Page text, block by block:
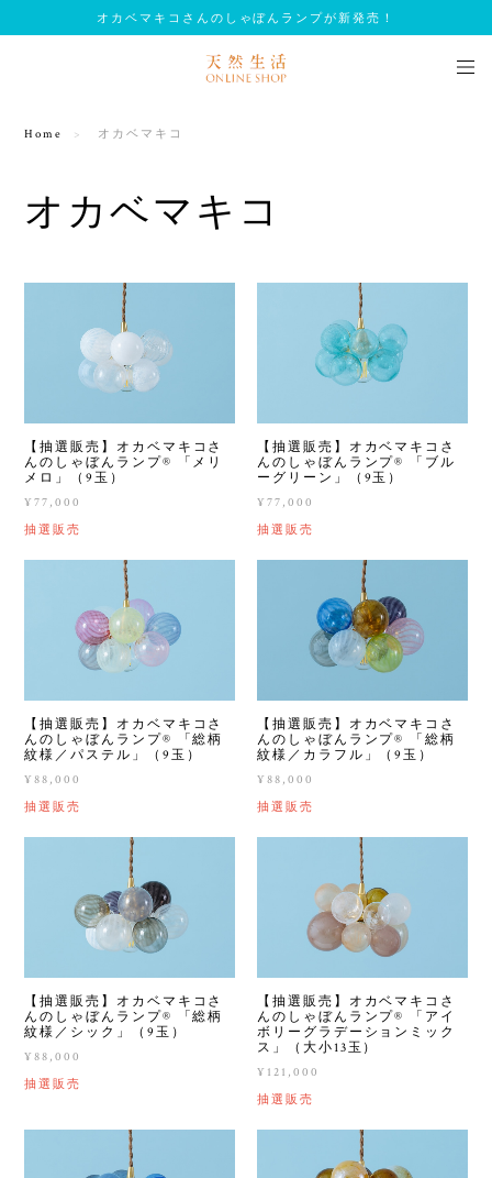
オカベマキコさんのしゃぼんランプが新発売！
Home オカベマキコ
オカベマキコ
【抽選販売】オカベマキコさ
んのしゃぼんランプ®︎ 「メリ
メロ」（9玉）
¥77,000
抽選販売
【抽選販売】オカベマキコさ
んのしゃぼんランプ®︎ 「ブル
ーグリーン」（9玉）
¥77,000
抽選販売
【抽選販売】オカベマキコさ
んのしゃぼんランプ®︎ 「総柄
紋様／パステル」（9玉）
¥88,000
抽選販売
【抽選販売】オカベマキコさ
んのしゃぼんランプ®︎ 「総柄
紋様／カラフル」（9玉）
¥88,000
抽選販売
【抽選販売】オカベマキコさ
んのしゃぼんランプ®︎ 「総柄
紋様／シック」（9玉）
¥88,000
抽選販売
【抽選販売】オカベマキコさ
んのしゃぼんランプ®︎ 「アイ
ボリーグラデーションミック
ス」（大小13玉）
¥121,000
抽選販売